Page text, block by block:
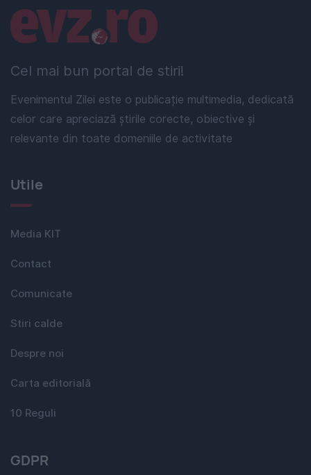
Cel mai bun portal de stiri!
Evenimentul Zilei este o publicație multimedia, dedicată
celor care apreciază știrile corecte, obiective și
relevante din toate domeniile de activitate
Linkuri utile
Utile
Media KIT
Contact
Comunicate
Stiri calde
Despre noi
Carta editorială
10 Reguli
GDPR